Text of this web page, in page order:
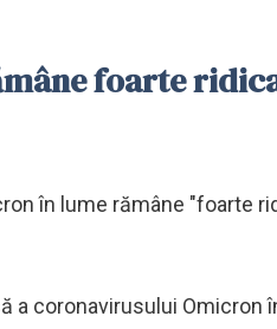
foarte
în lume rămâne "foarte
a coronavirusului Omicron